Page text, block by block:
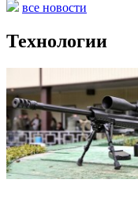
все новости
Технологии